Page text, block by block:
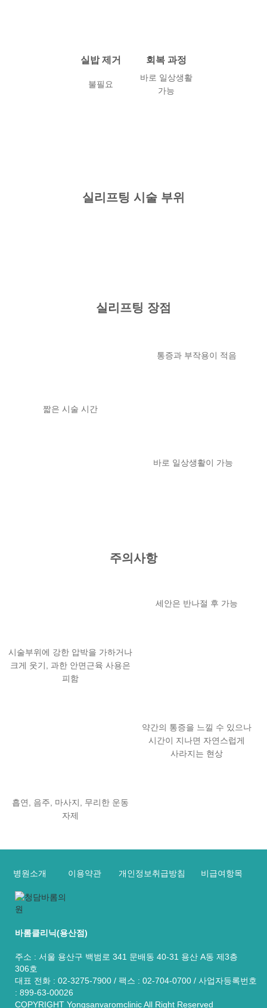
실밥 제거
불필요
회복 과정
바로 일상생활
가능
실리프팅 시술 부위
실리프팅 장점
통증과 부작용이 적음
짧은 시술 시간
바로 일상생활이 가능
주의사항
세안은 반나절 후 가능
시술부위에 강한 압박을 가하거나
크게 웃기, 과한 안면근육 사용은
피함
약간의 통증을 느낄 수 있으나
시간이 지나면 자연스럽게
사라지는 현상
흡연, 음주, 마사지, 무리한 운동
자제
병원소개 이용약관 개인정보취급방침 비급여항목
바롬클리닉(용산점)
주소 : 서울 용산구 백범로 341 문배동 40-31 용산 A동 제3층
306호
대표 전화 : 02-3275-7900 / 팩스 : 02-704-0700 / 사업자등록번호
: 899-63-00026
COPYRIGHT Yongsanvaromclinic All Right Reserved